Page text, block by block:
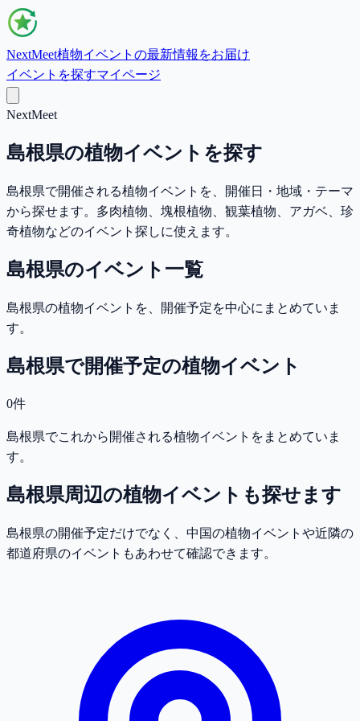
NextMeet植物イベントの最新情報をお届け
イベントを探すマイページ
NextMeet
島根県の植物イベントを探す
島根県で開催される植物イベントを、開催日・地域・テーマ
から探せます。多肉植物、塊根植物、観葉植物、アガベ、珍
奇植物などのイベント探しに使えます。
島根県のイベント一覧
島根県の植物イベントを、開催予定を中心にまとめていま
す。
島根県で開催予定の植物イベント
0件
島根県でこれから開催される植物イベントをまとめていま
す。
島根県周辺の植物イベントも探せます
島根県の開催予定だけでなく、 中国の植物イベントや近隣の
都道府県のイベントもあわせて確認できます。